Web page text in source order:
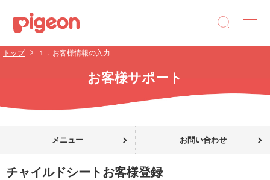
トップ １．お客様情報の入力
お客様サポート
メニュー お問い合わせ
チャイルドシートお客様登録